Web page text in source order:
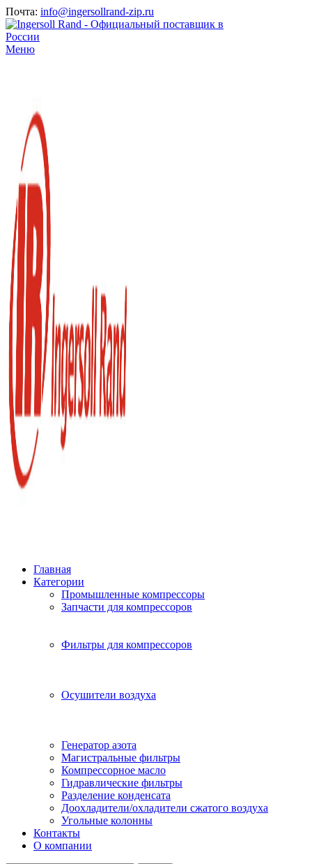
Почта: info@ingersollrand-zip.ru
Меню
Главная
Категории
Промышленные компрессоры
Запчасти для компрессоров
Фильтры для компрессоров
Осушители воздуха
Генератор азота
Магистральные фильтры
Компрессорное масло
Гидравлические фильтры
Разделение конденсата
Доохладители/охладители сжатого воздуха
Угольные колонны
Контакты
О компании